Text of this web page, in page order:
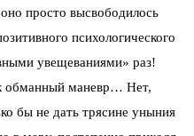
просто высвободилось
психологического
увещеваниями» раз!
обманный маневр… Нет,
бы не дать трясине уныния